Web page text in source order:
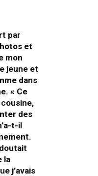
par
et
mon
jeune et
dans
« Ce
cousine,
des
t-il
la
j’avais